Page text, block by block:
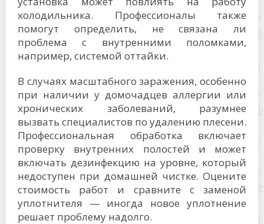
холодильника. Профессионалы также
помогут определить, не связана ли
проблема с внутренними поломками,
например, системой оттайки.
В случаях масштабного заражения, особенно
при наличии у домочадцев аллергии или
хронических заболеваний, разумнее
вызвать специалистов по удалению плесени.
Профессиональная обработка включает
проверку внутренних полостей и может
включать дезинфекцию на уровне, который
недоступен при домашней чистке. Оцените
стоимость работ и сравните с заменой
уплотнителя — иногда новое уплотнение
решает проблему надолго.